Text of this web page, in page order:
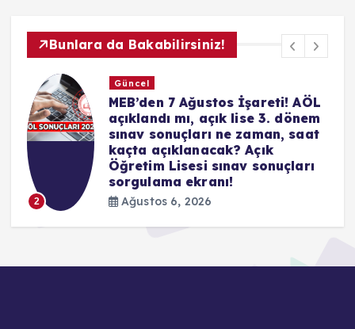
Bunlara da Bakabilirsiniz!
Güncel
Hradec Kralove – Beşiktaş maçı
hangi kanalda, saat kaçta,
şifresiz mi? Hradec Kralove –
Beşiktaş maçı muhtemel 11’ler
Ağustos 6, 2026